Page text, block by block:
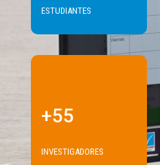
ESTUDIANTES
+55
INVESTIGADORES